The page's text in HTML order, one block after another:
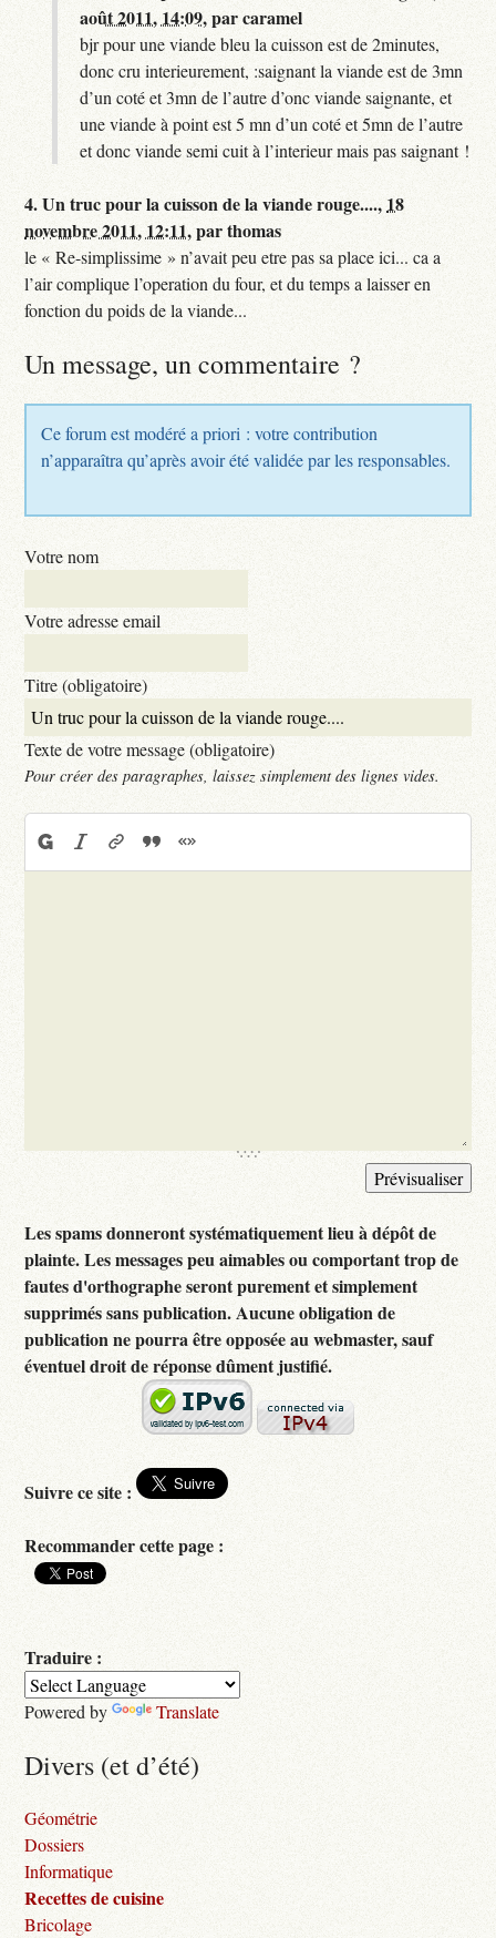
août 2011, 14:09,parcaramel
bjr pour une viande bleu la cuisson est de 2minutes,
donc cru interieurement, :saignant la viande est de 3mn
d’un coté et 3mn de l’autre d’onc viande saignante, et
une viande à point est 5 mn d’un coté et 5mn de l’autre
et donc viande semi cuit à l’interieur mais pas saignant !
4.Un truc pour la cuisson de la viande rouge...., 18
novembre 2011, 12:11,parthomas
le « Re-simplissime » n’avait peu etre pas sa place ici... ca a
l’air complique l’operation du four, et du temps a laisser en
fonction du poids de la viande...
Un message, un commentaire ?
Ce forum est modéré a priori : votre contribution
n’apparaîtra qu’après avoir été validée par les responsables.
Votre nom
Votre adresse email
Titre (obligatoire)
Texte de votre message (obligatoire)
Pour créer des paragraphes, laissez simplement des lignes vides.
Les spams donneront systématiquement lieu à dépôt de
plainte. Les messages peu aimables ou comportant trop de
fautes d'orthographe seront purement et simplement
supprimés sans publication. Aucune obligation de
publication ne pourra être opposée au webmaster, sauf
éventuel droit de réponse dûment justifié.
Suivre ce site :
Recommander cette page :
Traduire :
Powered by Translate
Divers (et d’été)
Géométrie
Dossiers
Informatique
Recettes de cuisine
Bricolage